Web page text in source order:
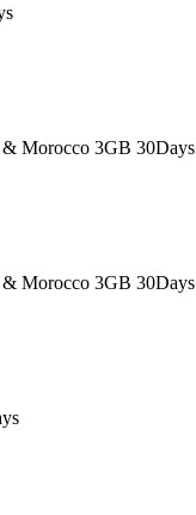
& Morocco 3GB 30Days
& Morocco 3GB 30Days